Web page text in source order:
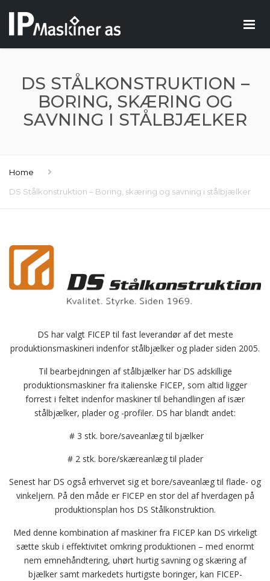
DS STÅLKONSTRUKTION –
BORING, SKÆRING OG
SAVNING I STÅLBJÆLKER
Home
DS Stålkonstruktion – Boring, skæring og savning i stålbjælker
DS har valgt FICEP til fast leverandør af det meste
produktionsmaskineri indenfor stålbjælker og plader siden 2005.
Til bearbejdningen af stålbjælker har DS adskillige
produktionsmaskiner fra italienske FICEP, som altid ligger
forrest i feltet indenfor maskiner til behandlingen af især
stålbjælker, plader og -profiler. DS har blandt andet:
# 3 stk. bore/saveanlæg til bjælker
# 2 stk. bore/skæreanlæg til plader
Senest har DS også erhvervet sig et bore/saveanlæg til flade- og
vinkeljern. På den måde er FICEP en stor del af hverdagen på
produktionsplan hos DS Stålkonstruktion.
Med denne kombination af maskiner fra FICEP kan DS virkeligt
sætte skub i effektivitet omkring produktionen – med enormt
nem emnehåndtering, uhørt hurtig savning og skæring af
bjælker samt markedets hurtigste boringer, kan FICEP-